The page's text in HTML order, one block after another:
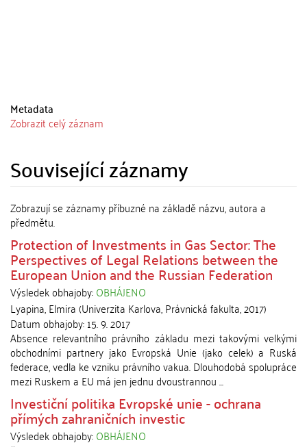
Metadata
Zobrazit celý záznam
Související záznamy
Zobrazují se záznamy příbuzné na základě názvu, autora a
předmětu.
Protection of Investments in Gas Sector: The
Perspectives of Legal Relations between the
European Union and the Russian Federation
Výsledek obhajoby:OBHÁJENO
Lyapina, Elmira(Univerzita Karlova, Právnická fakulta,2017)
Datum obhajoby:15. 9. 2017
Absence relevantního právního základu mezi takovými velkými
obchodními partnery jako Evropská Unie (jako celek) a Ruská
federace, vedla ke vzniku právního vakua. Dlouhodobá spolupráce
mezi Ruskem a EU má jen jednu dvoustrannou ...
Investiční politika Evropské unie - ochrana
přímých zahraničních investic
Výsledek obhajoby:OBHÁJENO